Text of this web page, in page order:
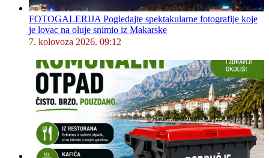
FOTOGALERIJA Pogledajte spektakularne fotografije koje
je lovac na oluje snimio iz Makarske
7. kolovoza 2026. 09:12